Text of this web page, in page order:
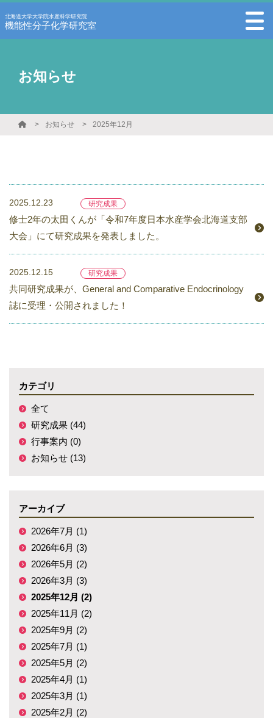
北海道大学大学院水産科学研究院
機能性分子化学研究室
お知らせ
お知らせ 2025年12月
2025.12.23 研究成果
修士2年の太田くんが「令和7年度日本水産学会北海道支部
大会」にて研究成果を発表しました。
2025.12.15 研究成果
共同研究成果が、General and Comparative Endocrinology
誌に受理・公開されました！
カテゴリ
全て
研究成果 (44)
行事案内 (0)
お知らせ (13)
アーカイブ
2026年7月 (1)
2026年6月 (3)
2026年5月 (2)
2026年3月 (3)
2025年12月 (2)
2025年11月 (2)
2025年9月 (2)
2025年7月 (1)
2025年5月 (2)
2025年4月 (1)
2025年3月 (1)
2025年2月 (2)